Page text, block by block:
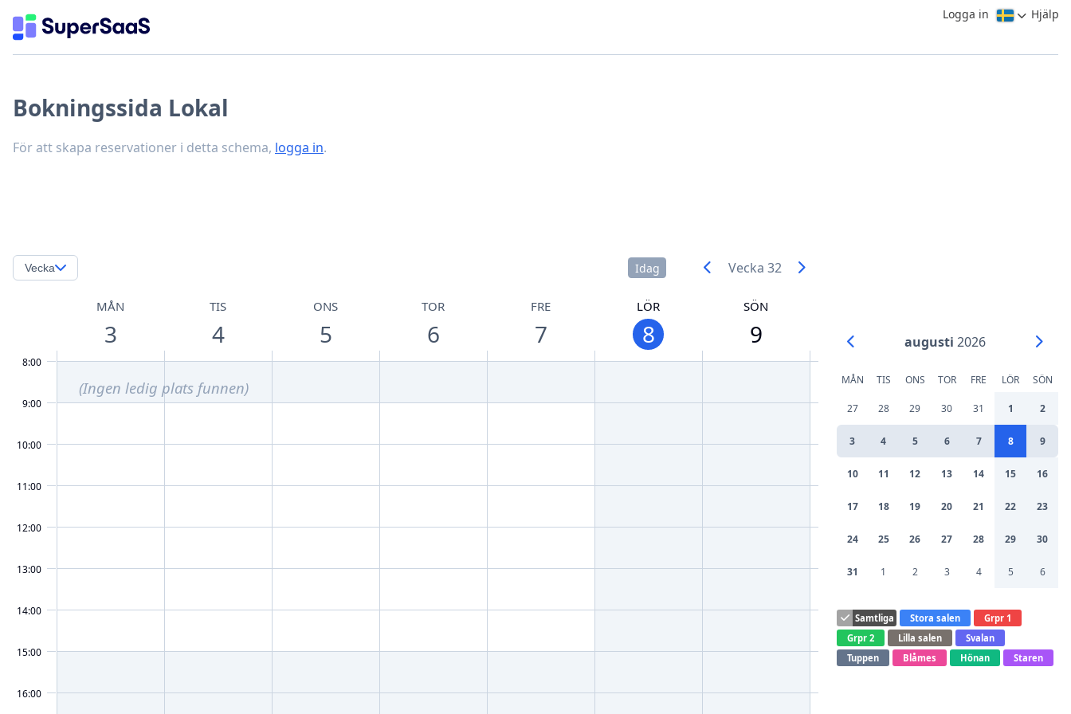
Logga in Hjälp
Bokningssida Lokal
För att skapa reservationer i detta schema, logga in.
Samtliga Stora salen
Grpr 1
Grpr 2
Lilla salen
Svalan
Tuppen
Blåmes Hönan Staren
augusti 2026
MÅN TIS ONS TOR FRE LÖR SÖN
27 28 29 30 31 1 2
3 4 5 6 7 8 9
10 11 12 13 14 15 16
17 18 19 20 21 22 23
24 25 26 27 28 29 30
31 1 2 3 4 5 6
Vecka 32
Idag
Vecka
(Ingen ledig plats funnen)
MÅN
3
TIS
4
ONS
5
TOR
6
FRE
7
LÖR
8
SÖN
9
8:00
9:00
10:00
11:00
12:00
13:00
14:00
15:00
16:00